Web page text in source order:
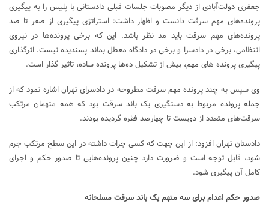
جعفری دولت‌آبادی از دیگر مصوبات جلسات قبلی دادستانی با پلیس را به پیگیری
پرونده‌های مهم سرقت دانست و اظهار داشت: استراتژی پیگیری از صفر تا صد
پرونده‌های مهم سرقت باید مد نظر باشد. این که برخی پرونده‌ها در نیروی
انتظامی، برخی در دادسرا و برخی در دادگاه معطل بماند پسندیده نیست. اثرگذاری
پیگیری پرونده های مهم، بیش از تشکیل ده‌ها پرونده ساده، تاثیر گذار است.
وی سپس به چند پرونده مهم سرقت مطروحه در دادسرای تهران اشاره نمود که از
جمله پرونده مربوط به دستگیری یک باند سرقت بود که همه متهمان مرتکب
سرقت‌های متعدد از دویست تا چهارصد فقره گردیده بودند.
دادستان تهران افزود: از این جهت که کسی جرات داشته در این سطح مرتکب جرم
شود، قابل توجه است و ضرورت دارد چنین پرونده‌هایی تا صدور حکم و اجرای
کامل آن پیگیری شود.
صدور حکم اعدام برای سه متهم یک باند سرقت مسلحانه